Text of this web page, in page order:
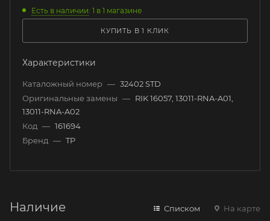
Есть в наличии: 1 в 1 магазине
КУПИТЬ В 1 КЛИК
Характеристики
Каталожный номер — 32402 STD
Оригинальные замены — RIK 16057, 13011-RNA-A01,
13011-RNA-A02
Код — 161694
Бренд — TP
Наличие Списком На карте